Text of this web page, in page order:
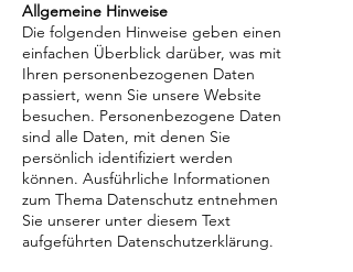
Allgemeine Hinweise
Die folgenden Hinweise geben einen
einfachen Überblick darüber, was mit
Ihren personenbezogenen Daten
passiert, wenn Sie unsere Website
besuchen. Personenbezogene Daten
sind alle Daten, mit denen Sie
persönlich identifiziert werden
können. Ausführliche Informationen
zum Thema Datenschutz entnehmen
Sie unserer unter diesem Text
aufgeführten Datenschutzerklärung.